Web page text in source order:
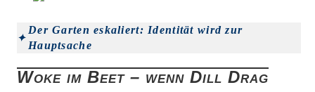
Der Garten eskaliert: Identität wird zur
Hauptsache
Woke im Beet – wenn Dill Drag